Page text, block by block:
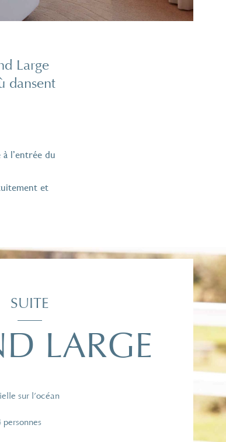
Large
dansent
l’entrée du
et
SUITE
LARGE
sur l’océan
personnes